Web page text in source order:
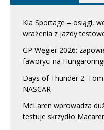
Kia Sportage – osiągi,
wrażenia z jazdy
GP Węgier 2026:
faworyci na
Days of Thunder 2:
NASCAR
McLaren wprowadza
testuje skrzydło